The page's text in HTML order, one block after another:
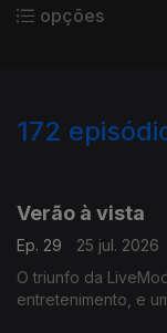
opções
172
Verão à vista
Ep. 29
25 jul. 2026
O triunfo da
entretenimento, e